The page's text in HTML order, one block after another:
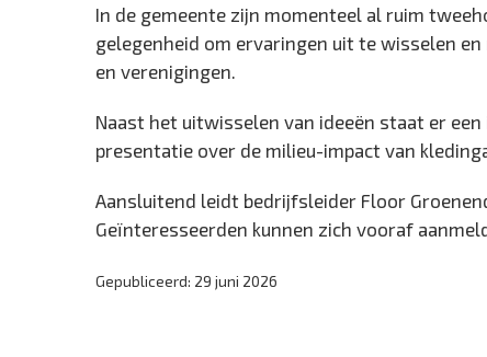
In de gemeente zijn momenteel al ruim
gelegenheid om ervaringen uit te wisselen
en verenigingen.
Naast het uitwisselen van ideeën staat er
presentatie over de milieu-impact van
Aansluitend leidt bedrijfsleider Floor
Geïnteresseerden kunnen zich vooraf
Gepubliceerd: 29 juni 2026